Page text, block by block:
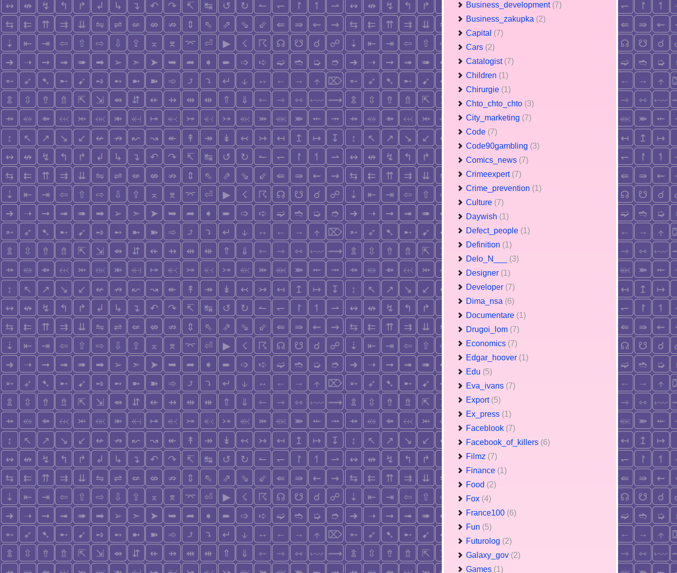
Business_development (7)
Business_zakupka (2)
Capital (7)
Cars (2)
Catalogist (7)
Children (1)
Chirurgie (1)
Chto_chto_chto (3)
City_marketing (7)
Code (7)
Code90gambling (3)
Comics_news (7)
Crimeexpert (7)
Crime_prevention (1)
Culture (7)
Daywish (1)
Defect_people (1)
Definition (1)
Delo_N___ (3)
Designer (1)
Developer (7)
Dima_nsa (6)
Documentare (1)
Drugoi_lom (7)
Economics (7)
Edgar_hoover (1)
Edu (5)
Eva_ivans (7)
Export (5)
Ex_press (1)
Faceblook (7)
Facebook_of_killers (6)
Filmz (7)
Finance (1)
Food (2)
Fox (4)
France100 (6)
Fun (5)
Futurolog (2)
Galaxy_gov (2)
Games (1)